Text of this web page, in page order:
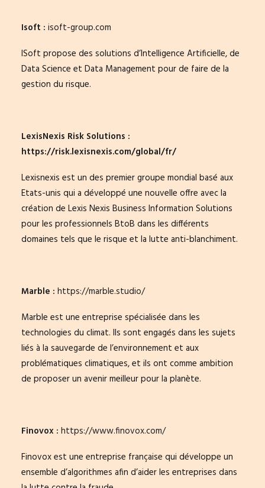
Isoft : isoft-group.com
ISoft propose des solutions d’Intelligence Artificielle, de
Data Science et Data Management pour de faire de la
gestion du risque.
LexisNexis Risk Solutions :
https://risk.lexisnexis.com/global/fr/
Lexisnexis est un des premier groupe mondial basé aux
Etats-unis qui a développé une nouvelle offre avec la
création de Lexis Nexis Business Information Solutions
pour les professionnels BtoB dans les différents
domaines tels que le risque et la lutte anti-blanchiment.
Marble : https://marble.studio/
Marble est une entreprise spécialisée dans les
technologies du climat. Ils sont engagés dans les sujets
liés à la sauvegarde de l’environnement et aux
problématiques climatiques, et ils ont comme ambition
de proposer un avenir meilleur pour la planète.
Finovox : https://www.finovox.com/
Finovox est une entreprise française qui développe un
ensemble d’algorithmes afin d’aider les entreprises dans